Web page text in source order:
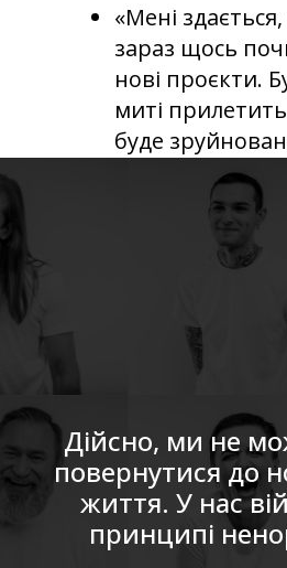
«Мені
зараз щось
нові проєкти.
миті
буде
Дійсно, ми не
повернутися до
життя. У нас
принципі